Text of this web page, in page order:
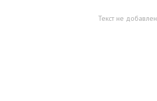
Текст не добавлен